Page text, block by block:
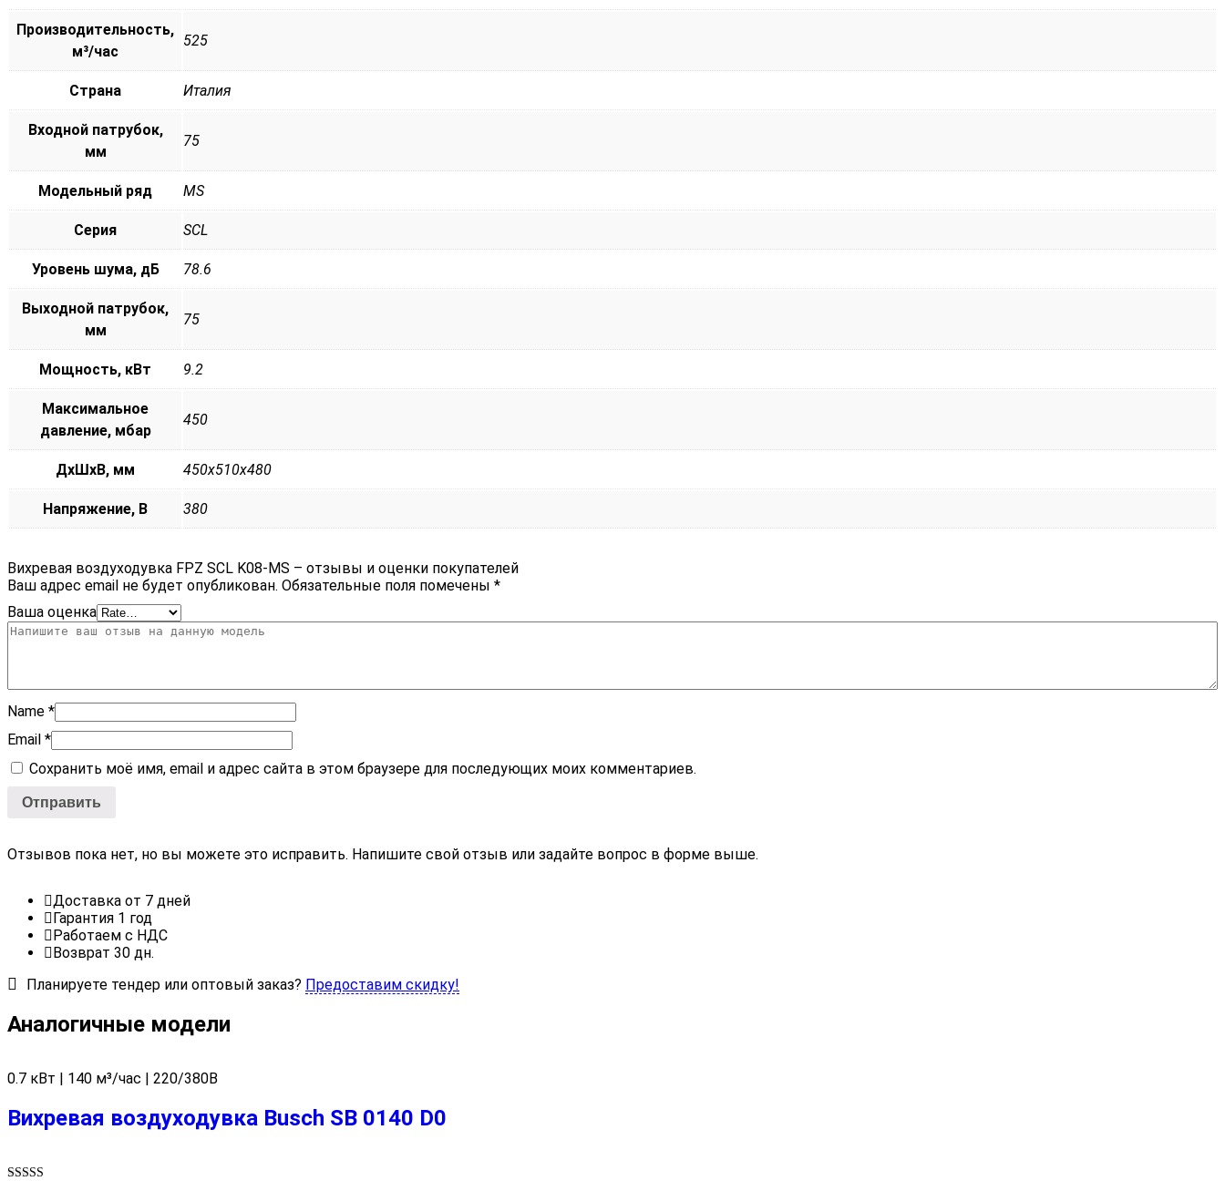
Производительность,
м³/час
525
Страна Италия
Входной патрубок,
мм
75
Модельный ряд MS
Серия SCL
Уровень шума, дБ 78.6
Выходной патрубок,
мм
75
Мощность, кВт 9.2
Максимальное
давление, мбар
450
ДxШxВ, мм 450x510x480
Напряжение, В 380
Вихревая воздуходувка FPZ SCL K08-MS – отзывы и оценки покупателей
Ваш адрес email не будет опубликован. Обязательные поля помечены *
Ваша оценка
Name *
Email *
Сохранить моё имя, email и адрес сайта в этом браузере для последующих моих комментариев.
Отзывов пока нет, но вы можете это исправить. Напишите свой отзыв или задайте вопрос в форме выше.
Доставка от 7 дней
Гарантия 1 год
Работаем с НДС
Возврат 30 дн.
Планируете тендер или оптовый заказ? Предоставим скидку!
Аналогичные модели
0.7 кВт | 140 м³/час | 220/380В
Вихревая воздуходувка Busch SB 0140 D0